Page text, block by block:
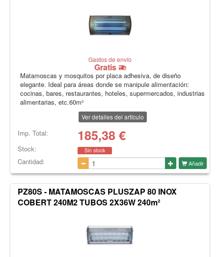
Gastos de envío
Gratis
Matamoscas y mosquitos por placa adhesiva, de diseño
elegante. Ideal para áreas donde se manipule alimentación:
cocinas, bares, restaurantes, hoteles, supermercados, industrias
alimentarias, etc.60m²
Ver detalles del artículo
Imp. Total: 185,38 €
Stock: Sin stock
Cantidad: Añadir
PZ80S - MATAMOSCAS PLUSZAP 80 INOX
COBERT 240M2 TUBOS 2X36W 240m²